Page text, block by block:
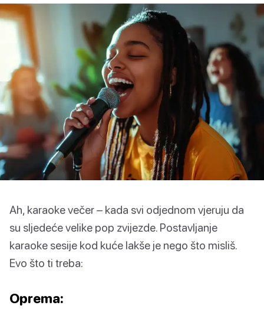
Ah, karaoke večer – kada svi odjednom vjeruju da
su sljedeće velike pop zvijezde. Postavljanje
karaoke sesije kod kuće lakše je nego što misliš.
Evo što ti treba:
Oprema: